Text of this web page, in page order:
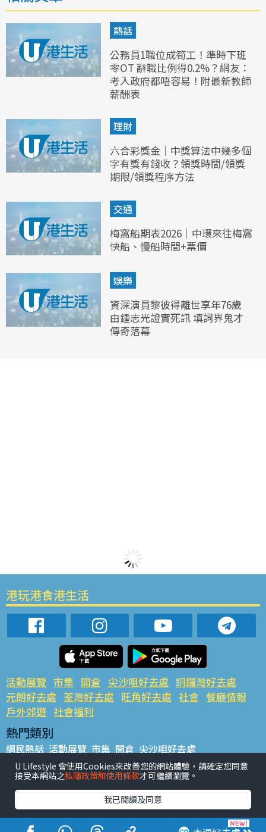
熱話
公務員1職位成筍工！準時下班
零OT 辭職比例得0.2%？網友：
考入政府都唔容易！附最新教師
薪酬表
理財
六合彩獎金｜中獎算法中幾多個
字有獎有錢收？領獎時間/領獎
期限/領獎程序方法
交通
梅窩船期表2026｜中環來往梅窩
快船、慢船時間+票價
娛樂
資深演員黎彼得離世享年76歲
由鍾志光證實死訊 填詞界鬼才
傳奇落幕
港玩港食港生活
活動展覽 市集 開倉 尖沙咀好去處 銅鑼灣好去處
元朗好去處 荃灣好去處 旺角好去處 社會 餐廳情報
戶外郊遊 社會福利
熱門類別
網民熱話 活動展覽 市集 開倉 尖沙咀好去處
銅鑼灣好去處 元朗好去處 荃灣好去處 旺角好去處 社會
餐廳情報 戶外郊遊
熱門標籤
#UGO搵好去處 #人氣活動推介 #美食社群熱話
#親子玩樂好去處
#ULifestyle應用程式 #限時搶
U Lifestyle 會使用Cookies來改善您的網站體驗，請確定您同意
接受本網站之私隱政策和使用條款才可繼續瀏覽。
我已閱讀及同意